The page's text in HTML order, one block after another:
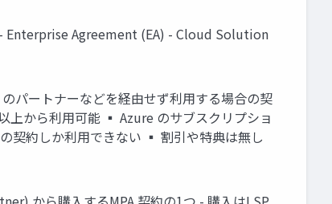
Enterprise Agreement (EA) - Cloud Solution
パートナーなどを経由せず利用する場合の契
から利用可能 ▪ Azure のサブスクリプショ
契約しか利用できない ▪ 割引や特典は無し